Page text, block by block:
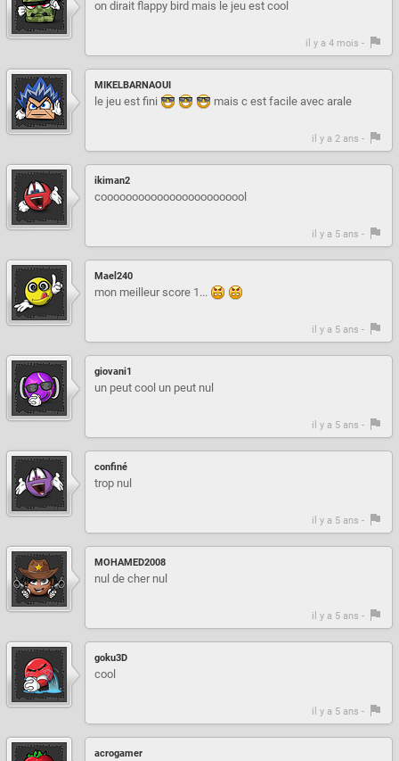
on dirait flappy bird mais le jeu est cool
il y a 4 mois -
MIKELBARNAOUI
le jeu est fini mais c est facile avec arale
il y a 2 ans -
ikiman2
coooooooooooooooooooooool
il y a 5 ans -
Mael240
mon meilleur score 1...
il y a 5 ans -
giovani1
un peut cool un peut nul
il y a 5 ans -
confiné
trop nul
il y a 5 ans -
MOHAMED2008
nul de cher nul
il y a 5 ans -
goku3D
cool
il y a 5 ans -
acrogamer